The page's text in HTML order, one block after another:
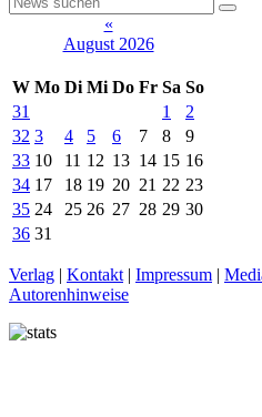
«
August 2026
W Mo Di Mi Do Fr Sa So
31
1
2
32 3 4 5 6 7 8
9
33 10 11 12 13 14 15 16
34 17 18 19 20 21 22 23
35 24 25 26 27 28 29 30
36 31
Verlag | Kontakt | Impressum |
Autorenhinweise